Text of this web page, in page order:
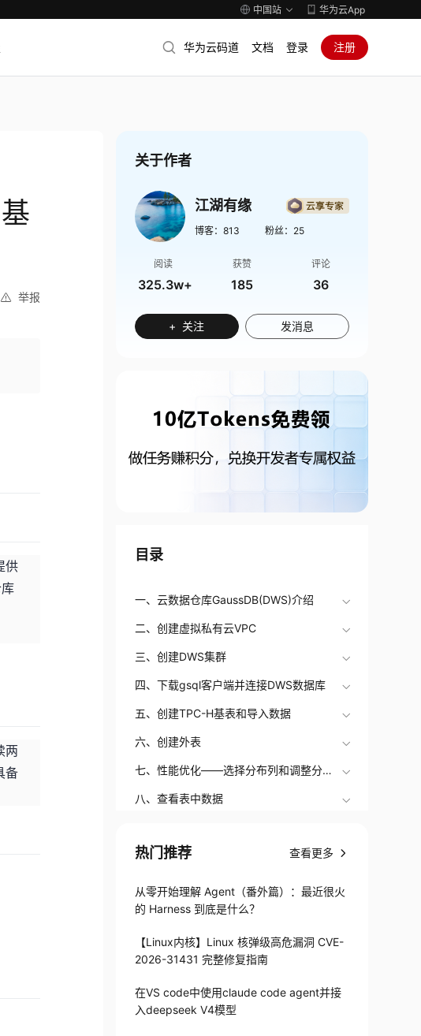
中国站 华为云App
华为云码道 文档 登录 注册
举报
供
两
备
关于作者
江湖有缘
博客： 813 粉丝： 25
阅读
325.3w+
获赞
185
评论
36
+ 关注 发消息
目录
一、云数据仓库GaussDB(DWS)介绍
二、创建虚拟私有云VPC
三、创建DWS集群
四、下载gsql客户端并连接DWS数据库
五、创建TPC-H基表和导入数据
六、创建外表
七、性能优化——选择分布列和调整分布
列
八、查看表中数据
热门推荐 查看更多
从零开始理解 Agent（番外篇）：最近很火
的 Harness 到底是什么？
【Linux内核】Linux 核弹级高危漏洞 CVE-
2026-31431 完整修复指南
在VS code中使用claude code agent并接
入deepseek V4模型